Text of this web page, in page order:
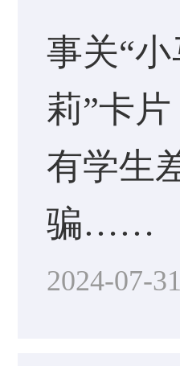
事关“小
莉”卡
有学生
骗……
2024-07-